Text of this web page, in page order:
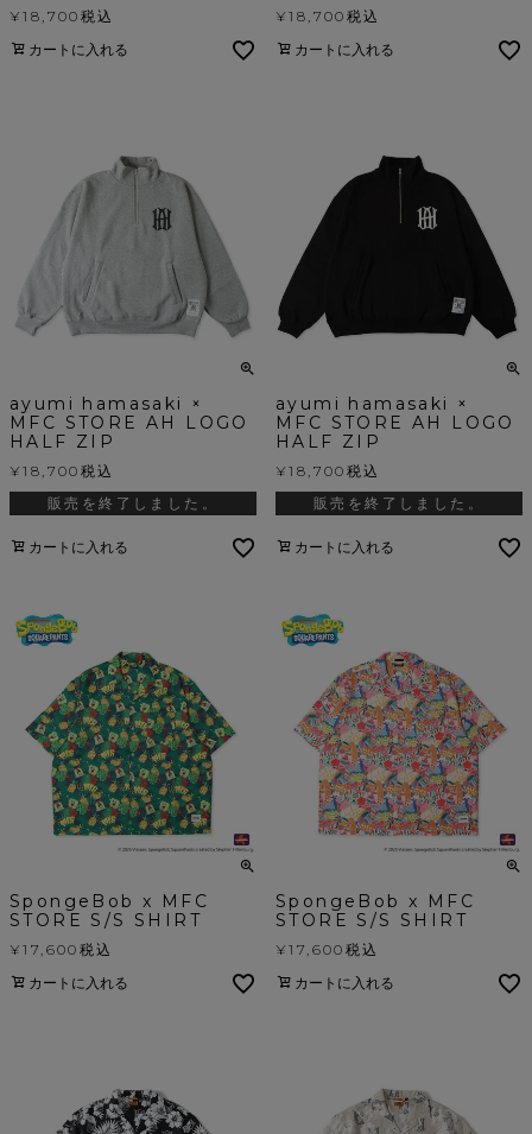
¥18,700 税込
カートに入れる
¥18,700 税込
カートに入れる
ayumi hamasaki ×
MFC STORE AH LOGO
HALF ZIP
¥18,700 税込
販売を終了しました。
カートに入れる
ayumi hamasaki ×
MFC STORE AH LOGO
HALF ZIP
¥18,700 税込
販売を終了しました。
カートに入れる
SpongeBob x MFC
STORE S/S SHIRT
¥17,600 税込
カートに入れる
SpongeBob x MFC
STORE S/S SHIRT
¥17,600 税込
カートに入れる